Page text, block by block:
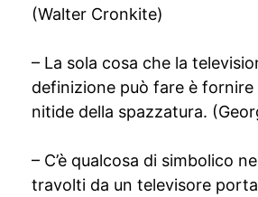
(Walter Cronkite)
– La sola cosa che la
definizione può fare è fornire
nitide della spazzatura.
– C’è qualcosa di simbolico
travolti da un televisore